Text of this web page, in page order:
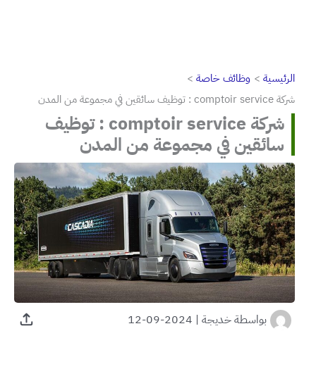
الرئيسية
وظائف خاصة
شركة comptoir service : توظيف سائقين في مجموعة من المدن
شركة comptoir service : توظيف
سائقين في مجموعة من المدن
بواسطةخديجة |
2024-09-12